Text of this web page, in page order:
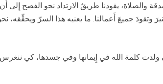
والصلاة، يقودنا طريقُ الارتداد نحو الفصح
وتقودَ جميعَ أَعمالنا. ما يعنيه هذا السرّ ويحقِّقه،
ولدت كلمة الله في إِيمانها وفي جسدها، كي